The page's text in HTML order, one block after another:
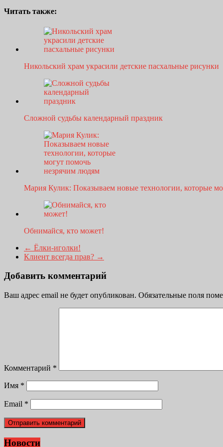
Читать также:
Никольский храм украсили детские пасхальные рисунки
Сложной судьбы календарный праздник
Мария Кулик: Показываем новые технологии, которые
Обнимайся, кто может!
← Ёлки-иголки!
Клиент всегда прав? →
Добавить комментарий
Ваш адрес email не будет опубликован. Обязательные поля
Комментарий *
Имя *
Email *
Новости